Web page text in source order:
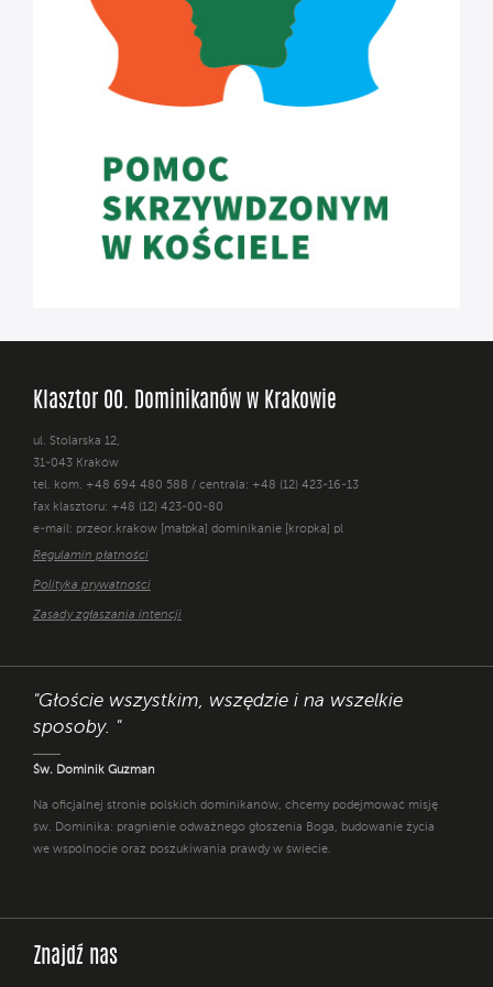
Klasztor OO. Dominikanów w Krakowie
ul. Stolarska 12,
31-043 Kraków
tel. kom. +48 694 480 588 / centrala: +48 (12) 423-16-13
fax klasztoru: +48 (12) 423-00-80
e-mail: przeor.krakow [małpka] dominikanie [kropka] pl
Regulamin płatności
Polityka prywatności
Zasady zgłaszania intencji
"Głoście wszystkim, wszędzie i na wszelkie
sposoby. "
Św. Dominik Guzman
Na oficjalnej stronie polskich dominikanów, chcemy podejmować misję
św. Dominika: pragnienie odważnego głoszenia Boga, budowanie życia
we wspólnocie oraz poszukiwania prawdy w świecie.
Znajdź nas